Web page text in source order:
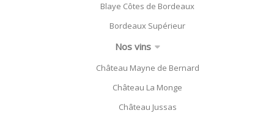
Blaye Côtes de Bordeaux
Bordeaux Supérieur
Nos vins
Château Mayne de Bernard
Château La Monge
Château Jussas